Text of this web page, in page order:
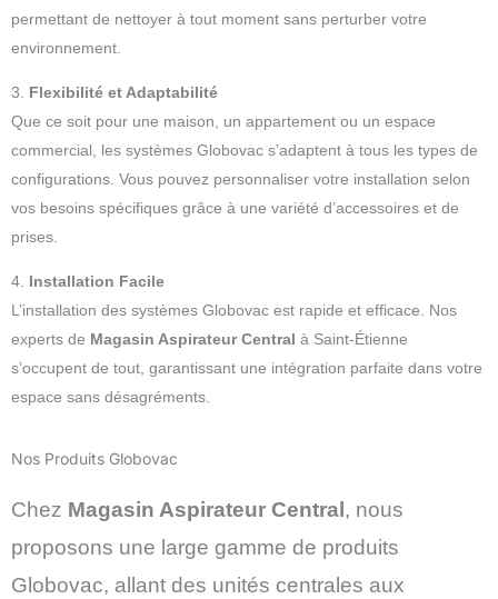
permettant de nettoyer à tout moment sans perturber votre
environnement.
3. Flexibilité et Adaptabilité
Que ce soit pour une maison, un appartement ou un espace
commercial, les systèmes Globovac s’adaptent à tous les types de
configurations. Vous pouvez personnaliser votre installation selon
vos besoins spécifiques grâce à une variété d’accessoires et de
prises.
4. Installation Facile
L’installation des systèmes Globovac est rapide et efficace. Nos
experts de Magasin Aspirateur Central à Saint-Étienne
s’occupent de tout, garantissant une intégration parfaite dans votre
espace sans désagréments.
Nos Produits Globovac
Chez Magasin Aspirateur Central , nous
proposons une large gamme de produits
Globovac, allant des unités centrales aux